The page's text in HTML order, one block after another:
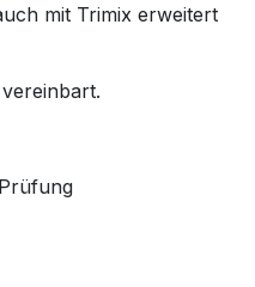
mit Trimix erweitert